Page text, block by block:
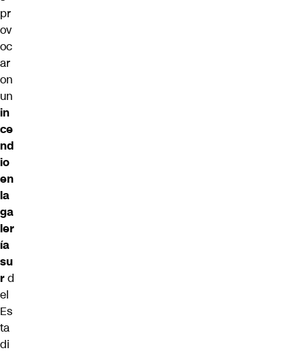
pr
ov
oc
ar
on
un
in
ce
nd
io
en
la
ga
ler
ía
su
rd
el
Es
ta
di